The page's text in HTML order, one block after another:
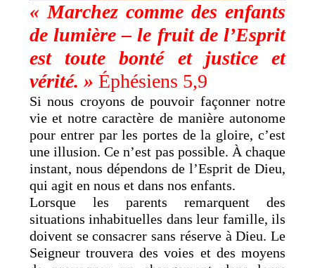
« Marchez comme des enfants
de lumière – le fruit de l’Esprit
est toute bonté et justice et
vérité. » Éphésiens 5,9
Si nous croyons de pouvoir façonner notre
vie et notre caractère de manière autonome
pour entrer par les portes de la gloire, c’est
une illusion. Ce n’est pas possible. À chaque
instant, nous dépendons de l’Esprit de Dieu,
qui agit en nous et dans nos enfants.
Lorsque les parents remarquent des
situations inhabituelles dans leur famille, ils
doivent se consacrer sans réserve à Dieu. Le
Seigneur trouvera des voies et des moyens